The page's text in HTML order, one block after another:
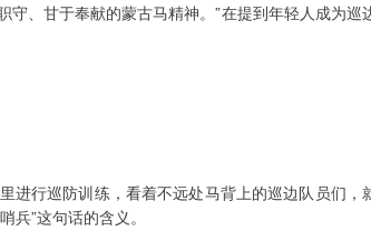
、甘于奉献的蒙古马精神。”在提到年轻人成为巡
进行巡防训练，看着不远处马背上的巡边队员们，
”这句话的含义。